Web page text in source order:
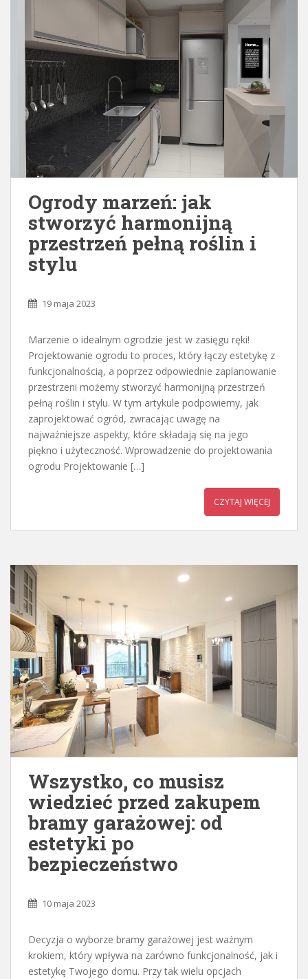
Ogrody marzeń: jak
stworzyć harmonijną
przestrzeń pełną roślin i
stylu
19 maja 2023
Marzenie o idealnym ogrodzie jest w zasięgu ręki!
Projektowanie ogrodu to proces, który łączy estetykę z
funkcjonalnością, a poprzez odpowiednie zaplanowanie
przestrzeni możemy stworzyć harmonijną przestrzeń
pełną roślin i stylu. W tym artykule podpowiemy, jak
zaprojektować ogród, zwracając uwagę na
najważniejsze aspekty, które składają się na jego
piękno i użyteczność. Wprowadzenie do projektowania
ogrodu Projektowanie […]
CZYTAJ WIĘCEJ
Wszystko, co musisz
wiedzieć przed zakupem
bramy garażowej: od
estetyki po
bezpieczeństwo
10 maja 2023
Decyzja o wyborze bramy garażowej jest ważnym
krokiem, który wpływa na zarówno funkcjonalność, jak i
estetykę Twojego domu. Przy tak wielu opcjach